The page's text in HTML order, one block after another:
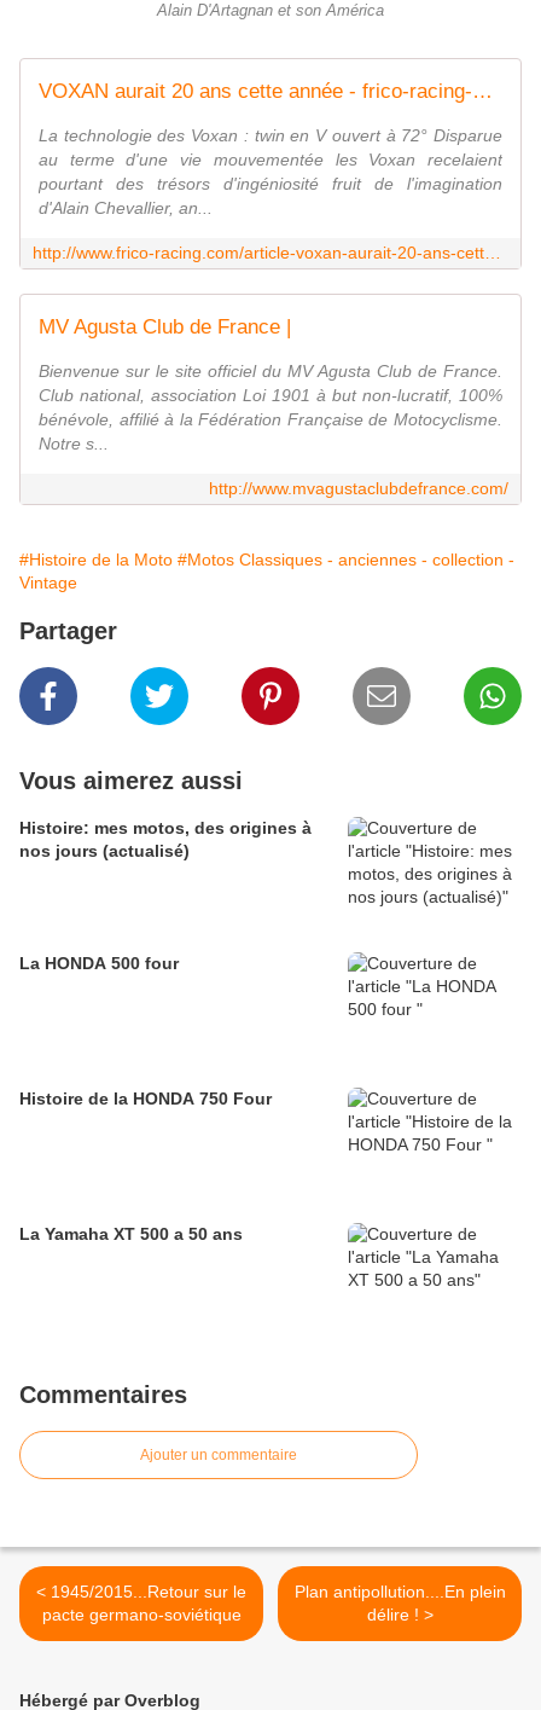
Alain D'Artagnan et son América
VOXAN aurait 20 ans cette année - frico-racing-passion moto
La technologie des Voxan : twin en V ouvert à 72° Disparue
au terme d'une vie mouvementée les Voxan recelaient
pourtant des trésors d'ingéniosité fruit de l'imagination
d'Alain Chevallier, an...
MV Agusta Club de France |
Bienvenue sur le site officiel du MV Agusta Club de France.
Club national, association Loi 1901 à but non-lucratif, 100%
bénévole, affilié à la Fédération Française de Motocyclisme.
Notre s...
http://www.mvagustaclubdefrance.com/
#Histoire de la Moto #Motos Classiques - anciennes - collection -
Vintage
Partager
Vous aimerez aussi
Histoire: mes motos, des origines à
nos jours (actualisé)
La HONDA 500 four
Histoire de la HONDA 750 Four
La Yamaha XT 500 a 50 ans
Commentaires
Ajouter un commentaire
< 1945/2015...Retour sur le
pacte germano-soviétique
Plan antipollution....En plein
délire ! >
Hébergé par Overblog